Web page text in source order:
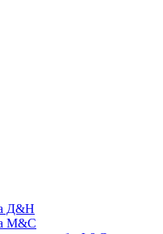
Д&Н
М&С